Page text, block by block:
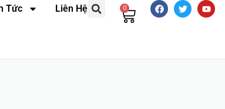
Tức Liên Hệ 0